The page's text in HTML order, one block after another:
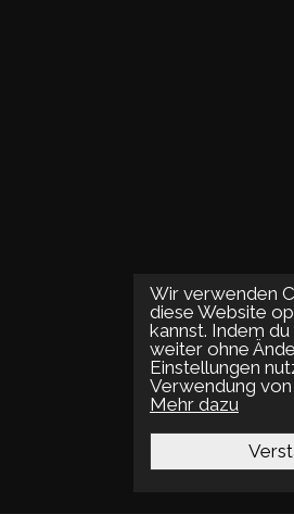
Wir verwenden
diese Website
kannst. Indem
weiter ohne
Einstellungen
Verwendung
Mehr dazu